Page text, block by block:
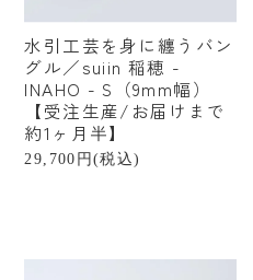
掃除
アウトドア
書籍
贈るシーンで探す
出産祝い
水引工芸を身に纏うバン
グル／suiin 稲穂 -
INAHO - S（9mm幅）
【受注生産/お届けまで
約1ヶ月半】
29,700円(税込)